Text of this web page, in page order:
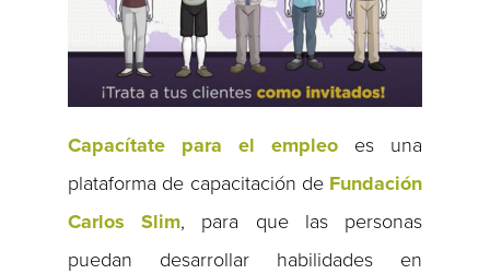
Capacítate para el empleoes una
plataforma de capacitación de Fundación
Carlos Slim, para que las personas
puedan desarrollar habilidades en